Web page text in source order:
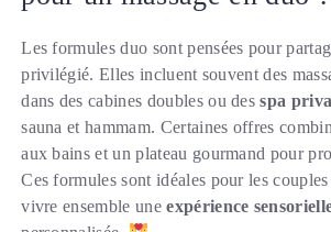
Les formules duo sont pensées pour
privilégié. Elles incluent souvent des
dans des cabines doubles ou desspa
sauna et hammam. Certaines offres
aux bains et un plateau gourmand pour
Ces formules sont idéales pour les
vivre ensemble uneexpérience